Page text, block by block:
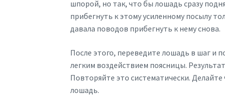
шпорой, но так, что бы лошадь сразу
прибегнуть к этому усиленному посылу
давала поводов прибегнуть к нему снова.
После этого, переведите лошадь в шаг и
легким воздействием поясницы.
Повторяйте это систематически.
лошадь.